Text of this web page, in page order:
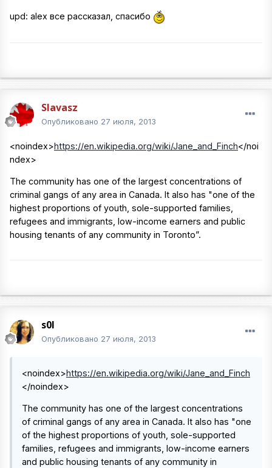
upd: alex все рассказал, спасибо
Slavasz
Опубликовано 27 июля, 2013
<noindex>https://en.wikipedia.org/wiki/Jane_and_Finch</noi
ndex>
The community has one of the largest concentrations of
criminal gangs of any area in Canada. It also has "one of the
highest proportions of youth, sole-supported families,
refugees and immigrants, low-income earners and public
housing tenants of any community in Toronto”.
s0l
Опубликовано 27 июля, 2013
<noindex>https://en.wikipedia.org/wiki/Jane_and_Finch
</noindex>
The community has one of the largest concentrations
of criminal gangs of any area in Canada. It also has "one
of the highest proportions of youth, sole-supported
families, refugees and immigrants, low-income earners
and public housing tenants of any community in